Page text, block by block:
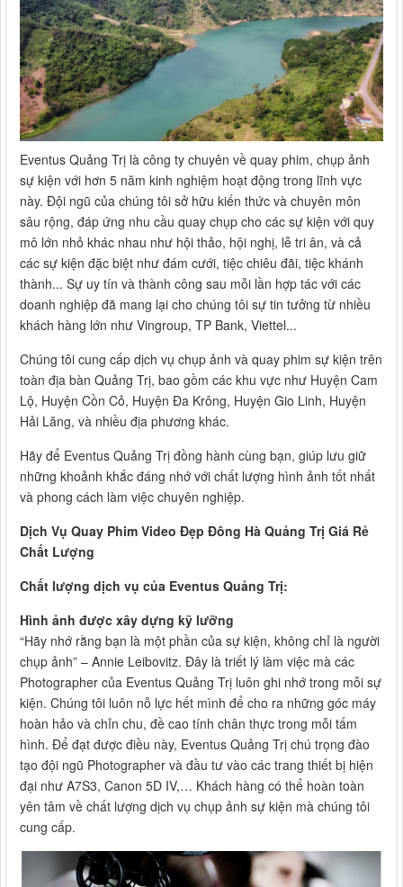
Eventus Quảng Trị là công ty chuyên về quay phim, chụp ảnh
sự kiện với hơn 5 năm kinh nghiệm hoạt động trong lĩnh vực
này. Đội ngũ của chúng tôi sở hữu kiến thức và chuyên môn
sâu rộng, đáp ứng nhu cầu quay chụp cho các sự kiện với quy
mô lớn nhỏ khác nhau như hội thảo, hội nghị, lễ tri ân, và cả
các sự kiện đặc biệt như đám cưới, tiệc chiêu đãi, tiệc khánh
thành... Sự uy tín và thành công sau mỗi lần hợp tác với các
doanh nghiệp đã mang lại cho chúng tôi sự tin tưởng từ nhiều
khách hàng lớn như Vingroup, TP Bank, Viettel...
Chúng tôi cung cấp dịch vụ chụp ảnh và quay phim sự kiện trên
toàn địa bàn Quảng Trị, bao gồm các khu vực như Huyện Cam
Lộ, Huyện Cồn Cỏ, Huyện Đa Krông, Huyện Gio Linh, Huyện
Hải Lăng, và nhiều địa phương khác.
Hãy để Eventus Quảng Trị đồng hành cùng bạn, giúp lưu giữ
những khoảnh khắc đáng nhớ với chất lượng hình ảnh tốt nhất
và phong cách làm việc chuyên nghiệp.
Dịch Vụ Quay Phim Video Đẹp Đông Hà Quảng Trị Giá Rẻ
Chất Lượng
Chất lượng dịch vụ của Eventus Quảng Trị:
Hình ảnh được xây dựng kỹ lưỡng
“Hãy nhớ rằng bạn là một phần của sự kiện, không chỉ là người
chụp ảnh” – Annie Leibovitz. Đây là triết lý làm việc mà các
Photographer của Eventus Quảng Trị luôn ghi nhớ trong mỗi sự
kiện. Chúng tôi luôn nỗ lực hết mình để cho ra những góc máy
hoàn hảo và chỉn chu, đề cao tính chân thực trong mỗi tấm
hình. Để đạt được điều này, Eventus Quảng Trị chú trọng đào
tạo đội ngũ Photographer và đầu tư vào các trang thiết bị hiện
đại như A7S3, Canon 5D IV,… Khách hàng có thể hoàn toàn
yên tâm về chất lượng dịch vụ chụp ảnh sự kiện mà chúng tôi
cung cấp.